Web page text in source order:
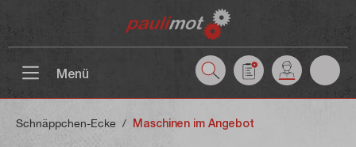
Menü
Schnäppchen-Ecke / Maschinen im Angebot